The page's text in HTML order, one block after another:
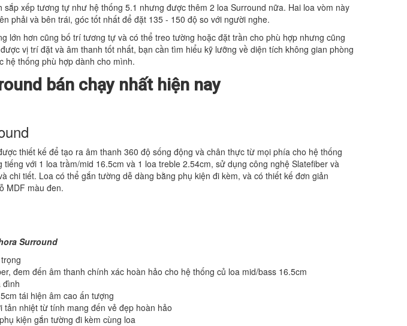
sắp xếp tương tự như hệ thống 5.1 nhưng được thêm 2 loa Surround nữa. Hai loa vòm này
phải và bên trái, góc tốt nhất để đặt 135 - 150 độ so với người nghe.
lớn hơn cũng bố trí tương tự và có thể treo tường hoặc đặt trần cho phù hợp nhưng cũng
vị trí đặt và âm thanh tốt nhất, bạn cần tìm hiểu kỹ lưỡng về diện tích không gian phòng
hệ thống phù hợp dành cho mình.
bán chạy nhất hiện nay
thiết kế để tạo ra âm thanh 360 độ sống động và chân thực từ mọi phía cho hệ thống
với 1 loa trầm/mid 16.5cm và 1 loa treble 2.54cm, sử dụng công nghệ Slatefiber và
chi tiết. Loa có thể gắn tường dễ dàng bằng phụ kiện đi kèm, và có thiết kế đơn giản
MDF màu đen.
Surround
đem đến âm thanh chính xác hoàn hảo cho hệ thống củ loa mid/bass 16.5cm
đình
tái hiện âm cao ấn tượng
nhiệt từ tính mang đến vẻ đẹp hoàn hảo
kiện gắn tường đi kèm cùng loa